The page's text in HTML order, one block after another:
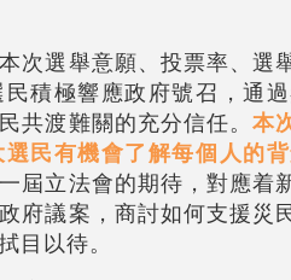
次選舉意願、投票率、選
積極響應政府號召，通
共渡難關的充分信任。本
民有機會了解每個人的背
屆立法會的期待，對應着
府議案，商討如何支援災
目以待。